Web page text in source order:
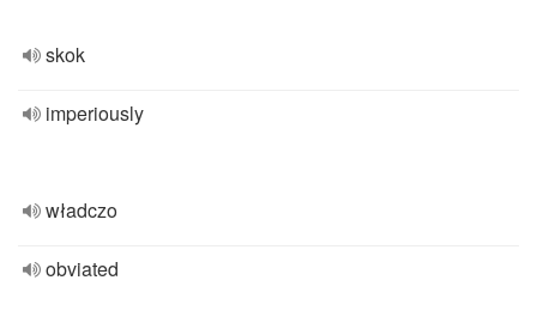
skok
imperiously
władczo
obviated